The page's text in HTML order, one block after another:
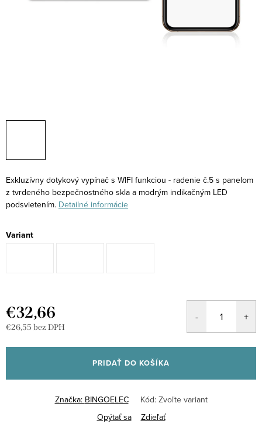
Exkluzívny dotykový vypínač s WIFI funkciou - radenie č.5 s panelom
z tvrdeného bezpečnostného skla a modrým indikačným LED
podsvietením. Detailné informácie
Variant
€32,66
€26,55 bez DPH
cena:
PRIDAŤ DO KOŠÍKA
Značka: BINGOELEC Kód: Zvoľte variant
Opýtať sa
Zdieľať